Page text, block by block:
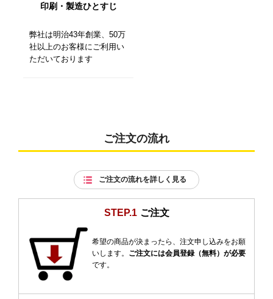
印刷・製造ひとすじ
弊社は明治43年創業、50万
社以上のお客様にご利用い
ただいております
ご注文の流れ
ご注文の流れを詳しく見る
STEP.1 ご注文
希望の商品が決まったら、注文申し込みをお願
いします。 ご注文には会員登録（無料）が必要
です。